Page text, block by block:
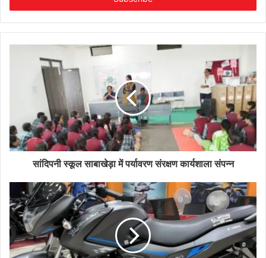
सांदिपनी स्कूल साबाखेड़ा में पर्यावरण संरक्षण कार्यशाला संपन्न